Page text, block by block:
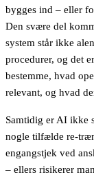
bygges ind – eller
Den svære del
system står ikke
procedurer, og det
bestemme, hvad
relevant, og hvad
Samtidig er AI ikke
nogle tilfælde re-
engangstjek ved
– ellers risikerer